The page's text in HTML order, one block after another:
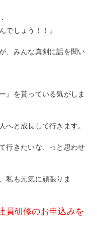
しょう！！』
、みんな真剣に話を聞い
』を貰っている気がしま
と成長して行きます。
行きたいな、っと思わせ
私も元気に頑張りま
員研修のお申込みを